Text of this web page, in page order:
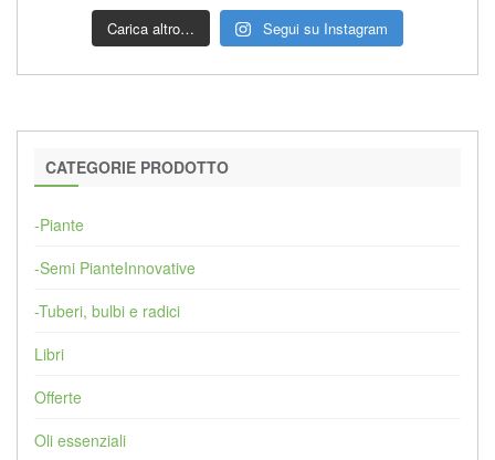
Carica altro… Segui su Instagram
CATEGORIE PRODOTTO
-Piante
-Semi PianteInnovative
-Tuberi, bulbi e radici
Libri
Offerte
Oli essenziali